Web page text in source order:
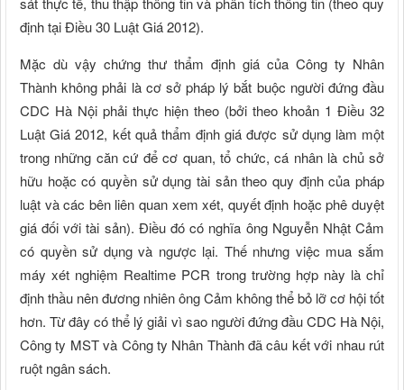
định tại Điều 30 Luật Giá 2012).
Mặc dù vậy chứng thư thẩm định giá của Công ty Nhân
Thành không phải là cơ sở pháp lý bắt buộc người đứng đầu
CDC Hà Nội phải thực hiện theo (bởi theo khoản 1 Điều 32
Luật Giá 2012, kết quả thẩm định giá được sử dụng làm một
trong những căn cứ để cơ quan, tổ chức, cá nhân là chủ sở
hữu hoặc có quyền sử dụng tài sản theo quy định của pháp
luật và các bên liên quan xem xét, quyết định hoặc phê duyệt
giá đối với tài sản). Điều đó có nghĩa ông Nguyễn Nhật Cảm
có quyền sử dụng và ngược lại. Thế nhưng việc mua sắm
máy xét nghiệm Realtime PCR trong trường hợp này là chỉ
định thầu nên đương nhiên ông Cảm không thể bỏ lỡ cơ hội tốt
hơn. Từ đây có thể lý giải vì sao người đứng đầu CDC Hà Nội,
Công ty MST và Công ty Nhân Thành đã câu kết với nhau rút
ruột ngân sách.